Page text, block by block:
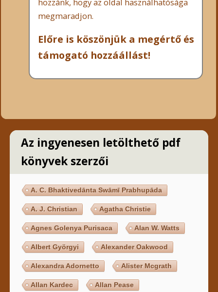
hozzánk, hogy az oldal használhatósága
megmaradjon.
Előre is köszönjük a megértő és
támogató hozzáállást!
Az ingyenesen letölthető pdf
könyvek szerzői
A. C. Bhaktivedānta Swāmī Prabhupāda
A. J. Christian Agatha Christie
Agnes Golenya Purisaca Alan W. Watts
Albert Györgyi Alexander Oakwood
Alexandra Adornetto Alister Mcgrath
Allan Kardec Allan Pease